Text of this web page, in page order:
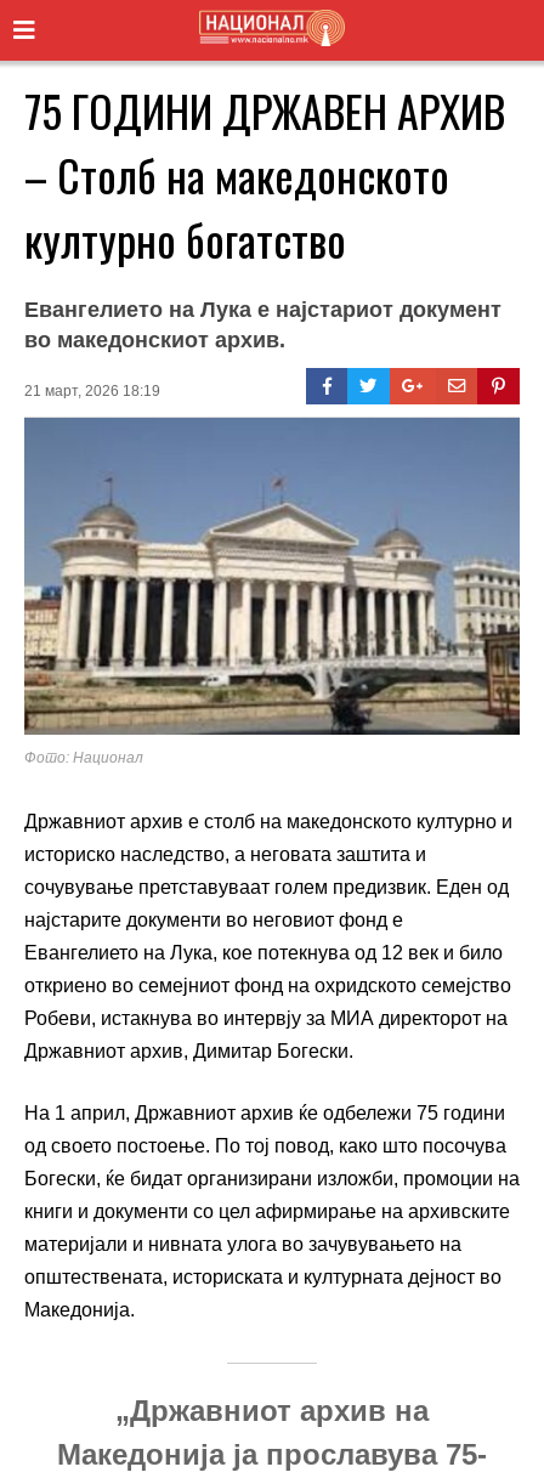
75 ГОДИНИ ДРЖАВЕН АРХИВ
– Столб на македонското
културно богатство
Евангелието на Лука е најстариот документ
во македонскиот архив.
21 март, 2026 18:19
Фото: Национал
Државниот архив е столб на македонското културно и
историско наследство, а неговата заштита и
сочувување претставуваат голем предизвик. Еден од
најстарите документи во неговиот фонд е
Евангелието на Лука, кое потекнува од 12 век и било
откриено во семејниот фонд на охридското семејство
Робеви, истакнува во интервју за МИА директорот на
Државниот архив, Димитар Богески.
На 1 април, Државниот архив ќе одбележи 75 години
од своето постоење. По тој повод, како што посочува
Богески, ќе бидат организирани изложби, промоции на
книги и документи со цел афирмирање на архивските
материјали и нивната улога во зачувувањето на
општествената, историската и културната дејност во
Македонија.
„Државниот архив на
Македонија ја прославува 75-